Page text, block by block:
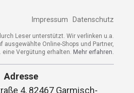
Impressum Datenschutz
Leser unterstützt. Wir verlinken u.a.
ausgewählte Online-Shops und Partner,
Vergütung erhalten. Mehr erfahren.
Adresse
4, 82467 Garmisch-